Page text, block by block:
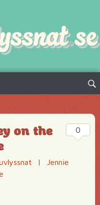
Sök
on the
|
Jennie
0